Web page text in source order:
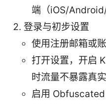
端（iOS/
登录与初步设置
使用注册邮箱或
打开设置，开启
时流量不暴露真实
启用